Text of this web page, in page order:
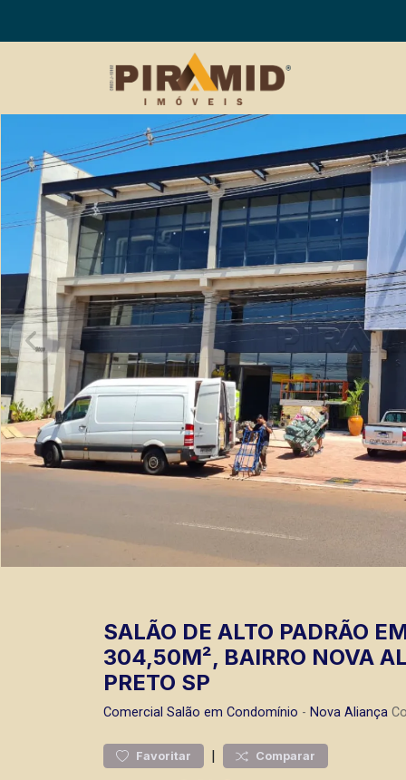
SALÃO DE ALTO PADRÃO
304,50M², BAIRRO NOVA
PRETO SP
Comercial Salão em Condomínio - Nova Aliança
Favoritar | Comparar